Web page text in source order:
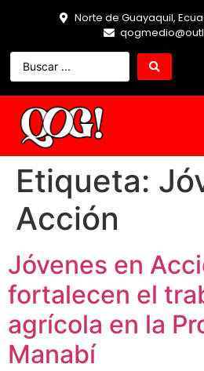
Norte de Guayaquil,
Etiqueta:
Acción
Jóvenes en
fortalecen el
agrícola en la
Manabí